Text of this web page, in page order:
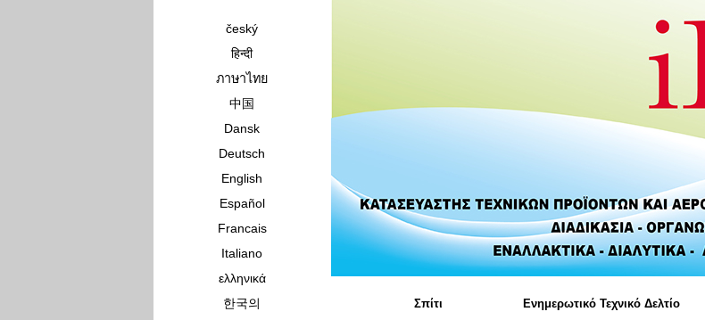
český
हिन्दी
ภาษาไทย
中国
Dansk
Deutsch
English
Español
Francais
Italiano
ελληνικά
한국의
Σπίτι Ενημερωτικό Τεχνικό Δελτίο